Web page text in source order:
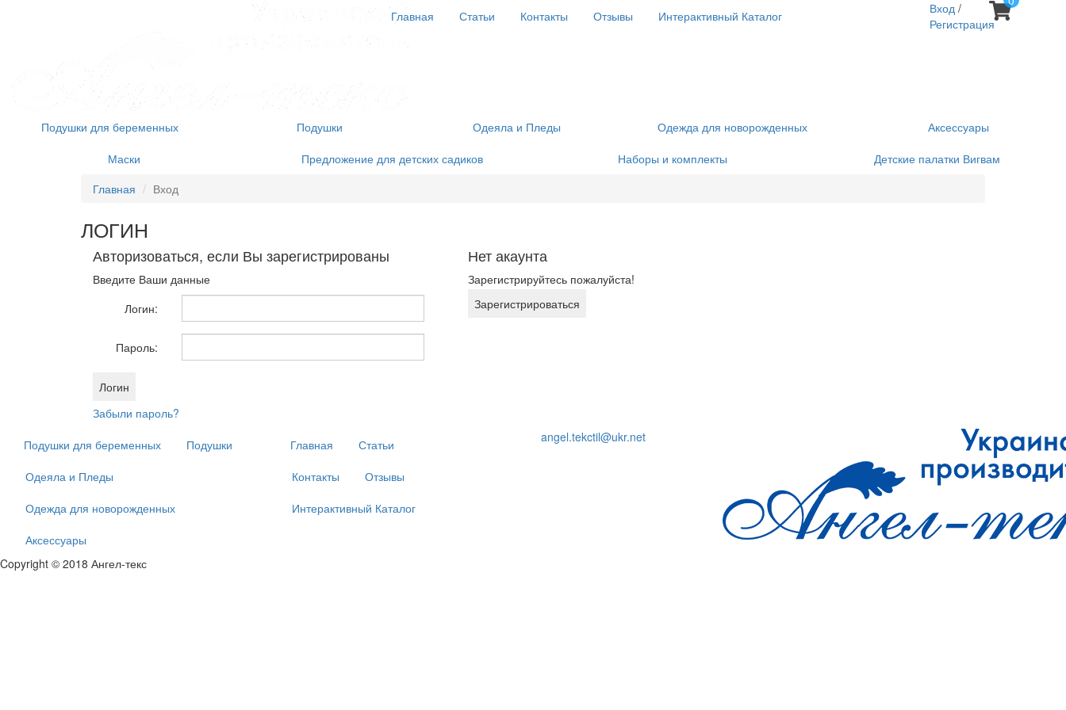
Главная Статьи Контакты Отзывы Интерактивный Каталог Вход /
Регистрация
Подушки для беременных Подушки Одеяла и Пледы Одежда для новорожденных
Аксессуары
Маски
Предложение для детских садиков Наборы и комплекты
Детские палатки Вигвам
Главная
Вход
ЛОГИН
Авторизоваться, если Вы зарегистрированы
Введите Ваши данные
Логин:
Пароль:
Забыли пароль?
Нет акаунта
Зарегистрируйтесь пожалуйста!
Подушки для беременных
Подушки
Одеяла и Пледы
Одежда для новорожденных
Аксессуары
Главная
Статьи
Контакты
Отзывы
Интерактивный Каталог
angel.tekctil@ukr.net
Copyright © 2018 Ангел-текс